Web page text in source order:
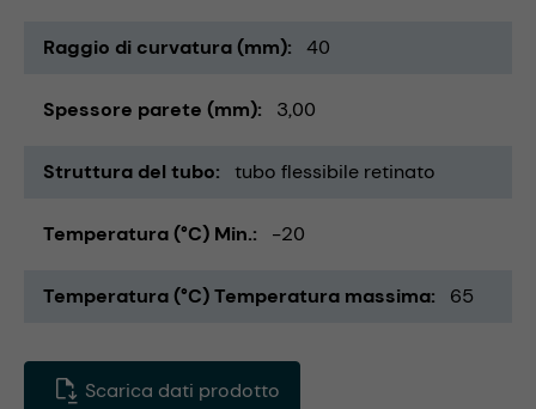
Raggio di curvatura (mm) 40
Spessore parete (mm) 3,00
Struttura del tubo tubo flessibile retinato
Temperatura (°C) Min. -20
Temperatura (°C) Temperatura massima 65
Scarica dati prodotto